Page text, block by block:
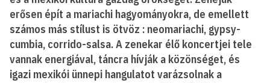
erősen épít a mariachi hagyományokra, de emellett
számos más stílust is ötvöz : neomariachi, gypsy-
cumbia, corrido-salsa. A zenekar élő koncertjei tele
vannak energiával, táncra hívják a közönséget, és
igazi mexikói ünnepi hangulatot varázsolnak a